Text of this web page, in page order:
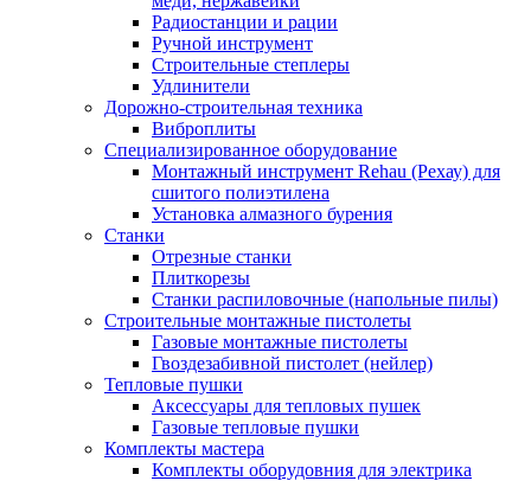
Радиостанции и рации
Ручной инструмент
Строительные степлеры
Удлинители
Дорожно-строительная техника
Виброплиты
Специализированное оборудование
Монтажный инструмент Rehau (Рехау) для
сшитого полиэтилена
Установка алмазного бурения
Станки
Отрезные станки
Плиткорезы
Станки распиловочные (напольные пилы)
Строительные монтажные пистолеты
Газовые монтажные пистолеты
Гвоздезабивной пистолет (нейлер)
Тепловые пушки
Аксессуары для тепловых пушек
Газовые тепловые пушки
Комплекты мастера
Комплекты оборудовния для электрика